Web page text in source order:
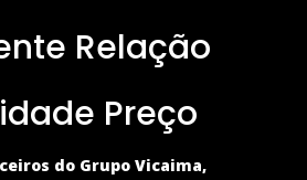
Relação
Preço
do Grupo Vicaima,